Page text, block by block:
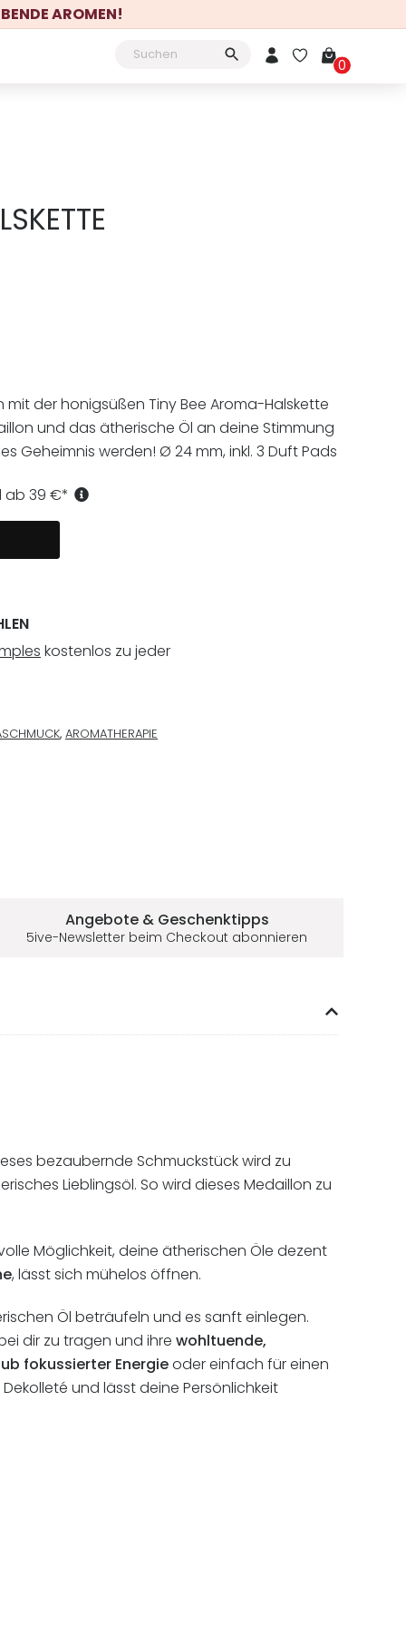
AROMEN!
Mein Konto
0
der honigsüßen Tiny Bee Aroma-Halskette
und das ätherische Öl an deine Stimmung
Geheimnis werden! Ø 24 mm, inkl. 3 Duft Pads
ab 39 €*
kostenlos zu jeder
, AROMATHERAPIE
Angebote & Geschenktipps
5ive-Newsletter beim Checkout abonnieren
bezaubernde Schmuckstück wird zu
Lieblingsöl. So wird dieses Medaillon zu
Möglichkeit, deine ätherischen Öle dezent
, lässt sich mühelos öffnen.
Öl beträufeln und es sanft einlegen.
dir zu tragen und ihre wohltuende,
fokussierter Energieoder einfach für einen
und lässt deine Persönlichkeit